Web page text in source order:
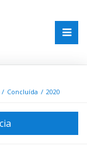
Concluída 2020